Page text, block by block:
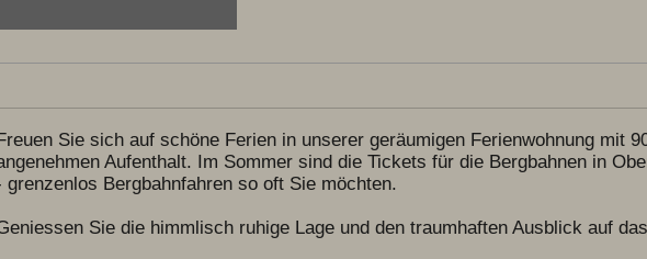
Sie sich auf schöne Ferien in unserer geräumigen Ferienwohnung mit
Aufenthalt. Im Sommer sind die Tickets für die Bergbahnen in
grenzenlos Bergbahnfahren so oft Sie möchten.
Sie die himmlisch ruhige Lage und den traumhaften Ausblick auf